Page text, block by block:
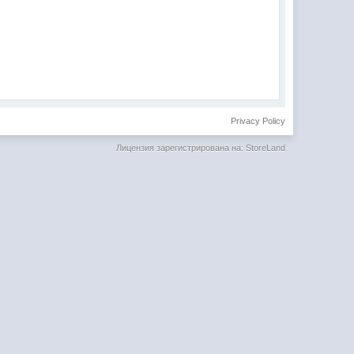
Privacy Policy
Лицензия зарегистрирована на: StoreLand